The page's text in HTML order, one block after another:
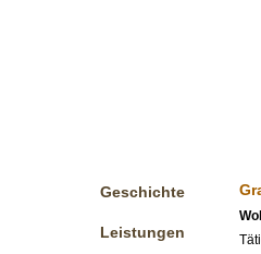
Geschichte
Leistungen